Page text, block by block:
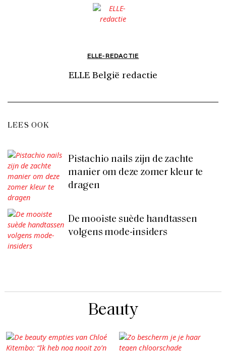
ELLE-REDACTIE
ELLE België redactie
LEES OOK
Pistachio nails zijn de zachte
manier om deze zomer kleur te
dragen
De mooiste suède handtassen
volgens mode-insiders
Beauty